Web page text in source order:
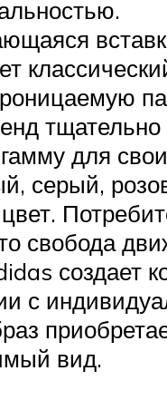
для
серый,
свобода
создает
с
вид.